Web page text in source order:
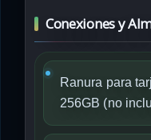
Conexiones y
Ranura para
256GB (no